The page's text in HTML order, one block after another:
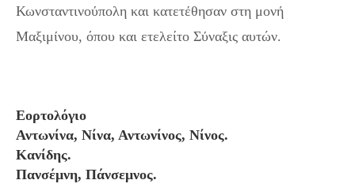
Κωνσταντινούπολη και κατετέθησαν στη μονή
Μαξιμίνου, όπου και ετελείτο Σύναξις αυτών.
Εορτολόγιο
Αντωνίνα, Νίνα, Αντωνίνος, Νίνος.
Κανίδης.
Πανσέμνη, Πάνσεμνος.